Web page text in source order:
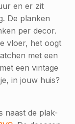
en er zit
De planken
per decor.
vloer, het oogt
met een
een vintage
in jouw huis?
naast de plak-